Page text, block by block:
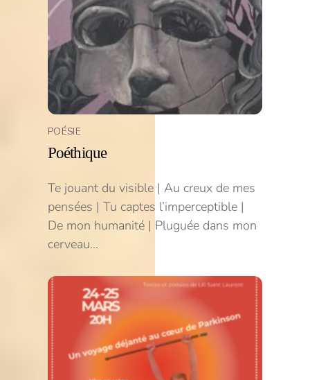
POÉSIE
Poéthique
Te jouant du visible | Au creux de mes
pensées | Tu captes l’imperceptible |
De mon humanité | Pluguée dans mon
cerveau…